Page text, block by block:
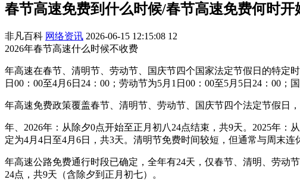
春节高速免费到什么时候/春节高速免费何时开
非凡百科 网络资讯 2026-06-15 12:15:08 12
2026年春节高速什么时候不收费
年高速在春节、清明节、劳动节、国庆节四个国家法定节假日的特定
日00：00至4月6日24：00；劳动节为5月1日00：00至5月5日24：00；
年高速免费政策覆盖春节、清明节、劳动节、国庆节四个法定节假日
年、2026年：从除夕0点开始至正月初八24点结束，共9天。2025年
定为4月4日至4月6日，共3天。清明节免费时间较短，但通常与周末连
年高速公路免费通行时段已确定，全年有24天，仅春节、清明、劳动
24点，共9天（含除夕到正月初七）。